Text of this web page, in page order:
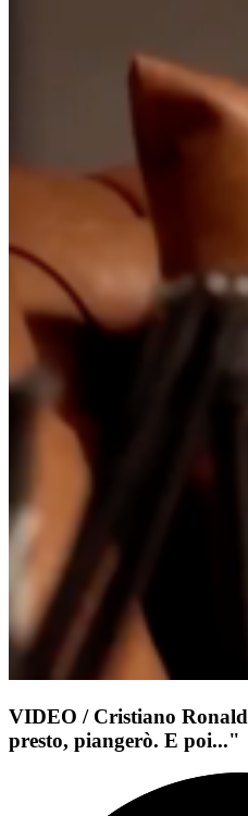
VIDEO / Cristiano
presto, piangerò. E poi..."